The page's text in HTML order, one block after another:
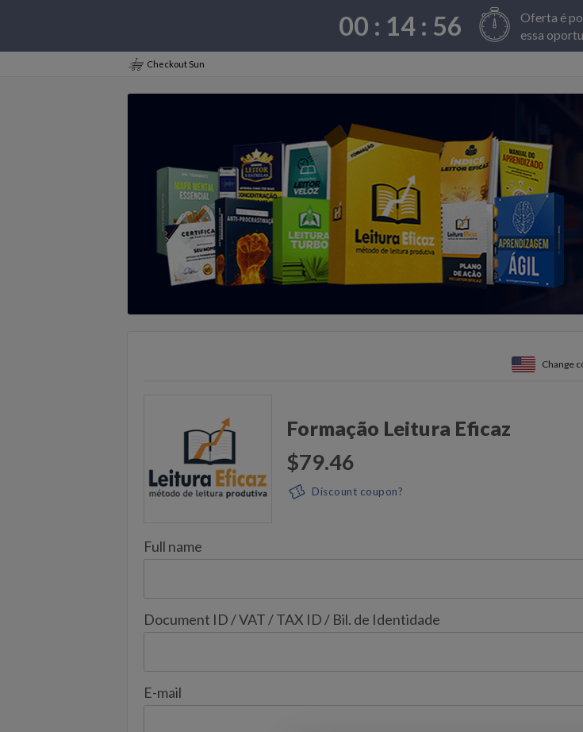
00 : 14: 55
Oferta é
essa
Checkout Sun
Change
Formação Leitura Eficaz
$79.46
Discount coupon?
Full name
Document ID / VAT / TAX ID / Bil. de Identidade
E-mail